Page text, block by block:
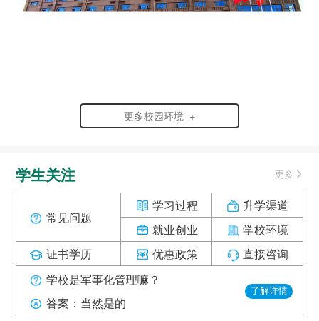
更多校园环境 +
学生关注 更多
常见问题
学习过程
就业创业
升学渠道
学校环境
证书学历
优惠政策
直接咨询
学校是军事化管理嘛？
答案：当然是的
了解详情